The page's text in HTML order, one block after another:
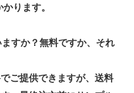
ります。